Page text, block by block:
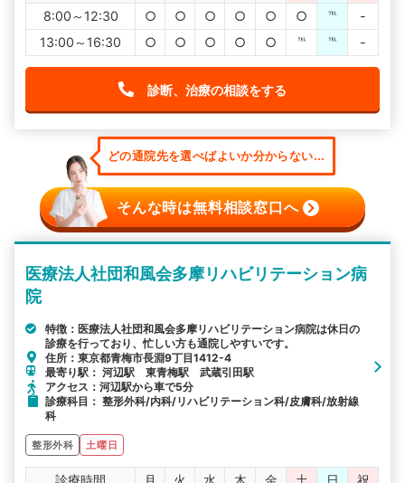
8:00～12:30
○ ○ ○ ○ ○ ○ ℡
-
13:00～16:30
○ ○ ○ ○ ○ ℡ ℡ -
診断、治療の相談をする
どの通院先を選べばよいか分からない...
そんな時は無料相談窓口へ
医療法人社団和風会多摩リハビリテーション病
院
特徴：医療法人社団和風会多摩リハビリテーション病院は休日の
診療を行っており、忙しい方も通院しやすいです。
住所：東京都青梅市長淵9丁目1412-4
最寄り駅： 河辺駅 東青梅駅 武蔵引田駅
アクセス：河辺駅から車で5分
診療科目： 整形外科/内科/リハビリテーション科/皮膚科/放射線
科
整形外科 土曜日
診療時間 月 火 水 木 金 土 日
祝